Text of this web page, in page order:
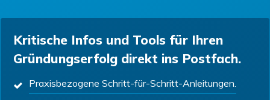
Kritische Infos und Tools für Ihren
Gründungserfolg direkt ins Postfach.
Praxisbezogene Schritt-für-Schritt-Anleitungen.